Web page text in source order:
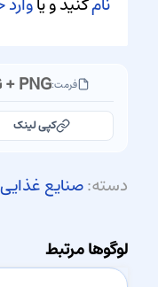
فرمت:+ PNG
کپی لینک
دسته:صنایع غذایی
لوگوها مرتبط